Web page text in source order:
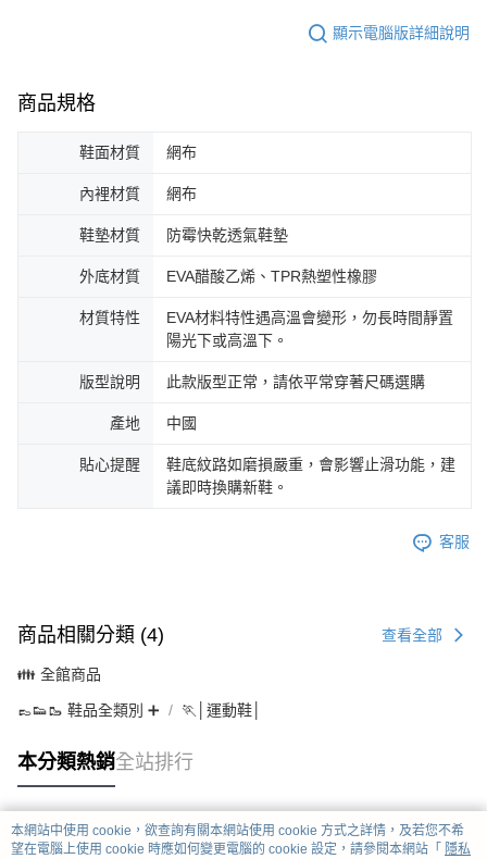
顯示電腦版詳細說明
商品規格
鞋面材質 網布
內裡材質 網布
鞋墊材質 防霉快乾透氣鞋墊
外底材質 EVA醋酸乙烯、TPR熱塑性橡膠
材質特性
EVA材料特性遇高溫會變形，勿長時間靜置
陽光下或高溫下。
版型說明 此款版型正常，請依平常穿著尺碼選購
產地 中國
貼心提醒
鞋底紋路如磨損嚴重，會影響止滑功能，建
議即時換購新鞋。
客服
商品相關分類 (4) 查看全部
👪 全館商品
👞👟🥾 鞋品全類別 ➕ 🏃│運動鞋│
本分類熱銷全站排行
熱門標籤
本網站中使用 cookie，欲查詢有關本網站使用 cookie 方式之詳情，及若您不希
望在電腦上使用 cookie 時應如何變更電腦的 cookie 設定，請參閱本網站「 隱私